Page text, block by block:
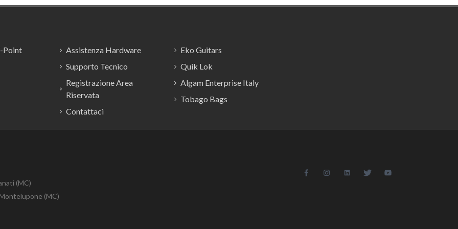
Point
Assistenza Hardware
Supporto Tecnico
Registrazione Area
Riservata
Contattaci
Eko Guitars
Quik Lok
Algam Enterprise Italy
Tobago Bags
(MC)
(MC)